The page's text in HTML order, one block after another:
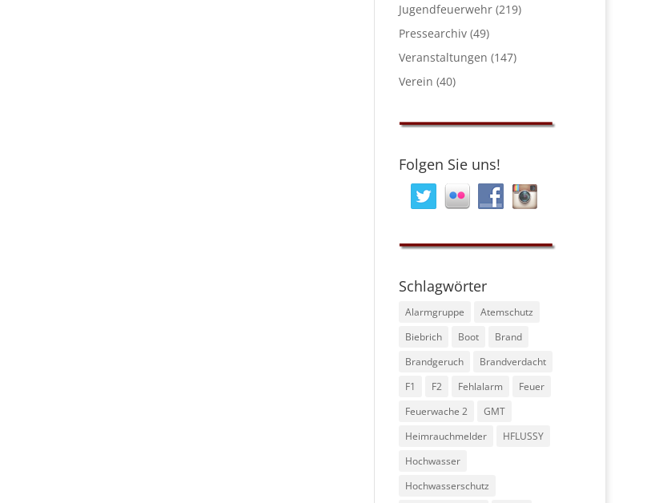
Jugendfeuerwehr (219)
Pressearchiv (49)
Veranstaltungen (147)
Verein (40)
Folgen Sie uns!
Schlagwörter
Alarmgruppe
Atemschutz
Biebrich
Boot
Brand
Brandgeruch
Brandverdacht
F1
F2 Fehlalarm
Feuer
Feuerwache 2
GMT
Heimrauchmelder
HFLUSSY
Hochwasser
Hochwasserschutz